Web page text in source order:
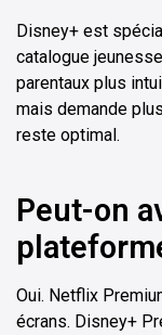
Disney+ est
catalogue
parentaux plus
mais demande
reste optimal.
Peut-on
Oui. Netflix
écrans. Disney+